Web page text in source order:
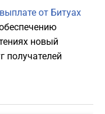
от Битуах
новый
получателей